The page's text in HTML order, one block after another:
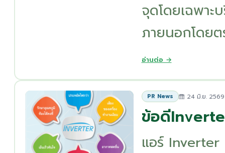
จุดโดยเฉพา
ภายนอกโดยต
อ่านต่อ →
PR News 24 มิ.ย. 2569
ข้อดี
แอร์ Inverter